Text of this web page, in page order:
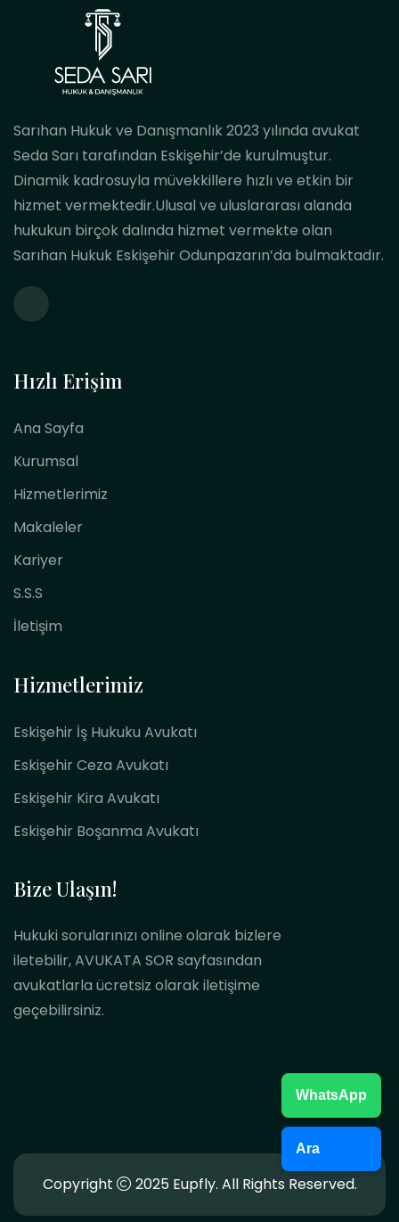
Sarıhan Hukuk ve Danışmanlık 2023 yılında avukat
Seda Sarı tarafından Eskişehir’de kurulmuştur.
Dinamik kadrosuyla müvekkillere hızlı ve etkin bir
hizmet vermektedir.Ulusal ve uluslararası alanda
hukukun birçok dalında hizmet vermekte olan
Sarıhan Hukuk Eskişehir Odunpazarın’da bulmaktadır.
Hızlı Erişim
Ana Sayfa
Kurumsal
Hizmetlerimiz
Makaleler
Kariyer
S.S.S
İletişim
Hizmetlerimiz
Eskişehir İş Hukuku Avukatı
Eskişehir Ceza Avukatı
Eskişehir Kira Avukatı
Eskişehir Boşanma Avukatı
Bize Ulaşın!
Hukuki sorularınızı online olarak bizlere
iletebilir, AVUKATA SOR sayfasından
avukatlarla ücretsiz olarak iletişime
geçebilirsiniz.
Copyright 2025 Eupfly. All Rights Reserved.
WhatsApp
Ara